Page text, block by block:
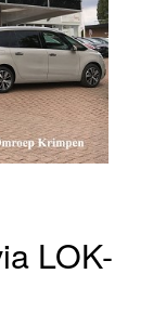
LOK-